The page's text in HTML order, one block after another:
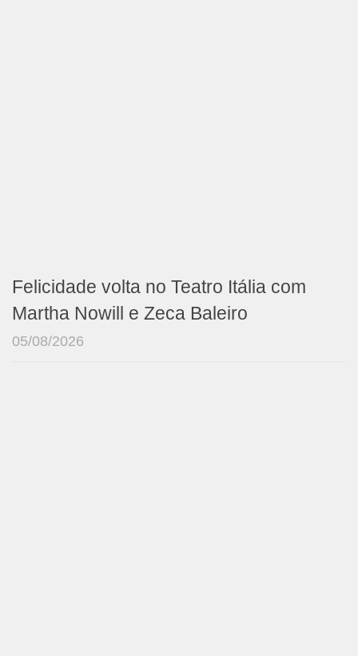
Felicidade volta no Teatro Itália com
Martha Nowill e Zeca Baleiro
05/08/2026